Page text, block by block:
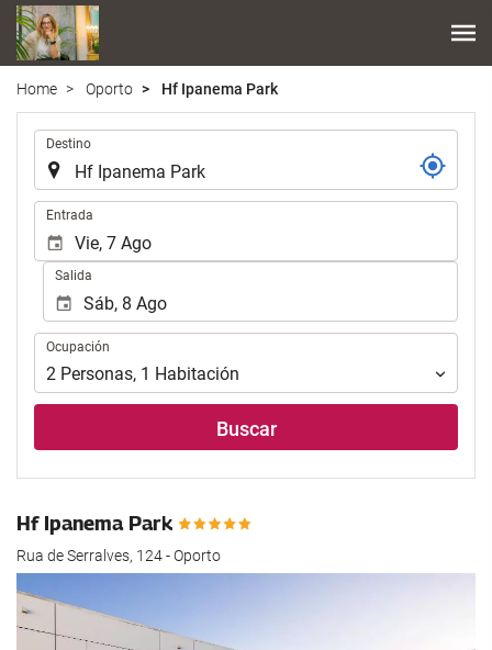
Home Oporto Hf Ipanema Park
Destino
Entrada
Salida
Ocupación
Ocupación
2 Personas, 1 Habitación
Buscar
Hf Ipanema Park
Rua de Serralves, 124 - Oporto